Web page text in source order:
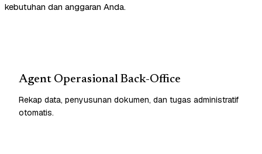
kebutuhan dan anggaran Anda.
Agent Operasional Back-Office
Rekap data, penyusunan dokumen, dan tugas administratif
otomatis.